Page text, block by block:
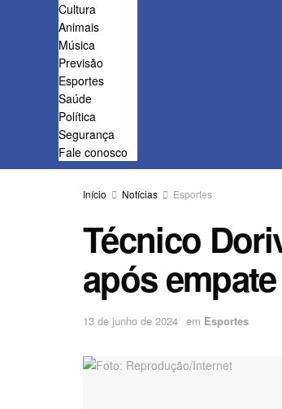
Cultura
Animais
Música
Previsão
Esportes
Saúde
Política
Segurança
Fale conosco
Início Notícias Esportes
Técnico
após
13 de junho de 2024 em Esportes